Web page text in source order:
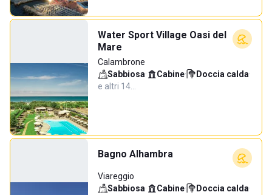
Water Sport Village Oasi del
Mare
Calambrone
Sabbiosa· Cabine· Doccia calda·
e altri 14…
Bagno Alhambra
Viareggio
Sabbiosa· Cabine· Doccia calda·